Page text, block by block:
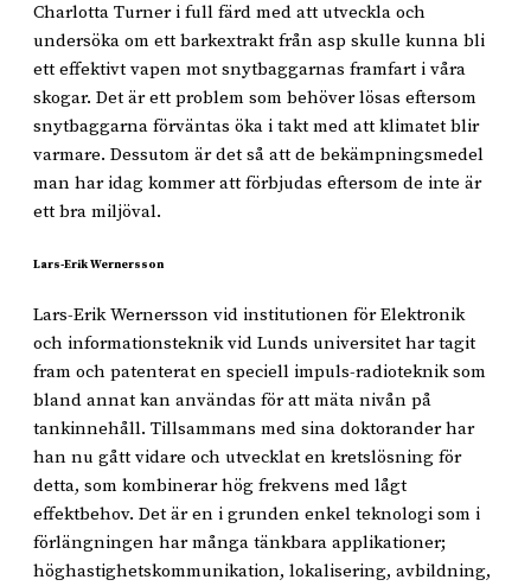
Charlotta Turner i full färd med att utveckla och
undersöka om ett barkextrakt från asp skulle kunna bli
ett effektivt vapen mot snytbaggarnas framfart i våra
skogar. Det är ett problem som behöver lösas eftersom
snytbaggarna förväntas öka i takt med att klimatet blir
varmare. Dessutom är det så att de bekämpningsmedel
man har idag kommer att förbjudas eftersom de inte är
ett bra miljöval.
Lars-Erik Wernersson
Lars-Erik Wernersson vid institutionen för Elektronik
och informationsteknik vid Lunds universitet har tagit
fram och patenterat en speciell impuls-radioteknik som
bland annat kan användas för att mäta nivån på
tankinnehåll. Tillsammans med sina doktorander har
han nu gått vidare och utvecklat en kretslösning för
detta, som kombinerar hög frekvens med lågt
effektbehov. Det är en i grunden enkel teknologi som i
förlängningen har många tänkbara applikationer;
höghastighetskommunikation, lokalisering, avbildning,